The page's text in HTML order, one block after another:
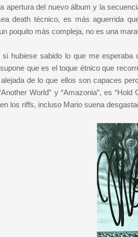
apertura del nuevo álbum y la
death técnico, es más aguerrida
poquito más compleja, no es una
hubiese sabido lo que me esperaba
que es el toque étnico que
de lo que ellos son capaces
World” y “Amazonia”, es
los riffs, incluso Mario suena